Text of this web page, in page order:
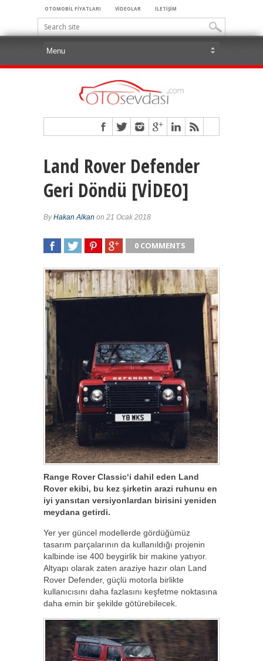
OTOMOBİL FİYATLARI VİDEOLAR İLETİŞİM
Land Rover Defender
Geri Döndü [VİDEO]
ByHakan Alkan on 21 Ocak 2018
0 COMMENTS
Range Rover Classic‘i dahil eden Land
Rover ekibi, bu kez şirketin arazi ruhunu en
iyi yansıtan versiyonlardan birisini yeniden
meydana getirdi.
Yer yer güncel modellerde gördüğümüz
tasarım parçalarının da kullanıldığı projenin
kalbinde ise 400 beygirlik bir makine yatıyor.
Altyapı olarak zaten araziye hazır olan Land
Rover Defender, güçlü motorla birlikte
kullanıcısını daha fazlasını keşfetme noktasına
daha emin bir şekilde götürebilecek.